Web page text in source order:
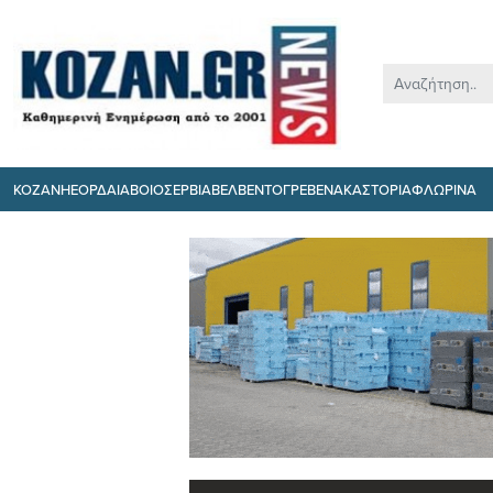
ΚΟΖΑΝΗΕΟΡΔΑΙΑΒΟΙΟΣΕΡΒΙΑΒΕΛΒΕΝΤΟΓΡΕΒΕΝΑΚΑΣΤΟΡΙΑΦΛΩΡΙΝΑ